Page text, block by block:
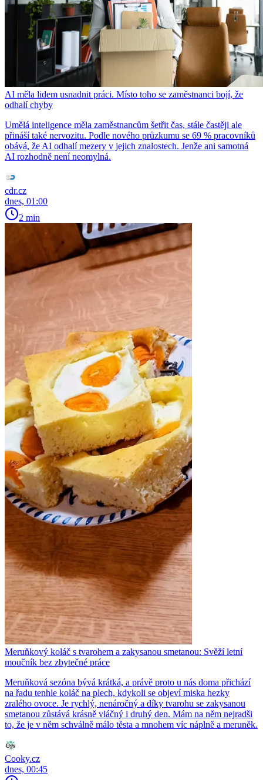
AI měla lidem usnadnit práci. Místo toho se zaměstnanci bojí, že
odhalí chyby
Umělá inteligence měla zaměstnancům šetřit čas, stále častěji ale
přináší také nervozitu. Podle nového průzkumu se 69 % pracovníků
obává, že AI odhalí mezery v jejich znalostech. Jenže ani samotná
AI rozhodně není neomylná.
cdr.cz
dnes, 01:00
2 min
Meruňkový koláč s tvarohem a zakysanou smetanou: Svěží letní
moučník bez zbytečné práce
Meruňková sezóna bývá krátká, a právě proto u nás doma přichází
na řadu tenhle koláč na plech, kdykoli se objeví miska hezky
zralého ovoce. Je rychlý, nenáročný a díky tvarohu se zakysanou
smetanou zůstává krásně vláčný i druhý den. Mám na něm nejradši
to, že je v něm schválně málo těsta a mnohem víc náplně a meruněk.
Cooky.cz
dnes, 00:45